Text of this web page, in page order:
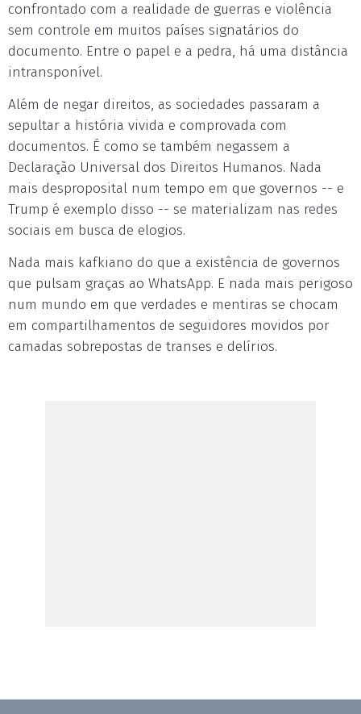
confrontado com a realidade de guerras e violência
sem controle em muitos países signatários do
documento. Entre o papel e a pedra, há uma distância
intransponível.
Além de negar direitos, as sociedades passaram a
sepultar a história vivida e comprovada com
documentos. É como se também negassem a
Declaração Universal dos Direitos Humanos. Nada
mais desproposital num tempo em que governos -- e
Trump é exemplo disso -- se materializam nas redes
sociais em busca de elogios.
Nada mais kafkiano do que a existência de governos
que pulsam graças ao WhatsApp. E nada mais perigoso
num mundo em que verdades e mentiras se chocam
em compartilhamentos de seguidores movidos por
camadas sobrepostas de transes e delírios.